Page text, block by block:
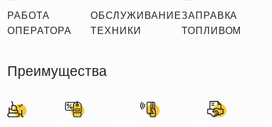
РАБОТА
ОПЕРАТОРА
ОБСЛУЖИВАНИЕ
ТЕХНИКИ
ЗАПРАВКА
ТОПЛИВОМ
Преимущества